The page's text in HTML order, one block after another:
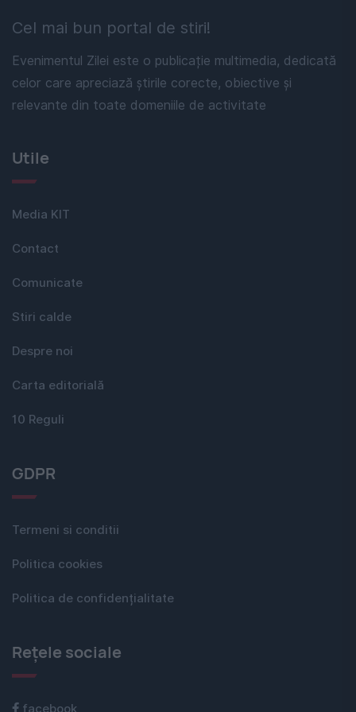
Cel mai bun portal de stiri!
Evenimentul Zilei este o publicație multimedia, dedicată
celor care apreciază știrile corecte, obiective și
relevante din toate domeniile de activitate
Utile
Media KIT
Contact
Comunicate
Stiri calde
Despre noi
Carta editorială
10 Reguli
GDPR
Termeni si conditii
Politica cookies
Politica de confidențialitate
Rețele sociale
facebook